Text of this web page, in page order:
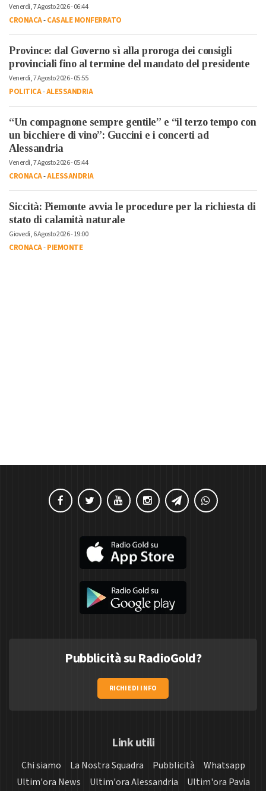
Venerdì, 7 Agosto 2026 - 06:44
CRONACA-CASALE MONFERRATO
Province: dal Governo sì alla proroga dei consigli
provinciali fino al termine del mandato del presidente
Venerdì, 7 Agosto 2026 - 05:55
POLITICA-ALESSANDRIA
“Un compagnone sempre gentile” e “il terzo tempo con
un bicchiere di vino”: Guccini e i concerti ad
Alessandria
Venerdì, 7 Agosto 2026 - 05:44
CRONACA-ALESSANDRIA
Siccità: Piemonte avvia le procedure per la richiesta di
stato di calamità naturale
Giovedì, 6 Agosto 2026 - 19:00
CRONACA-PIEMONTE
Pubblicità su RadioGold?
RICHIEDI INFO
Link utili
Chi siamo La Nostra Squadra Pubblicità
Whatsapp
Ultim'ora News
Ultim'ora Alessandria
Ultim'ora Pavia